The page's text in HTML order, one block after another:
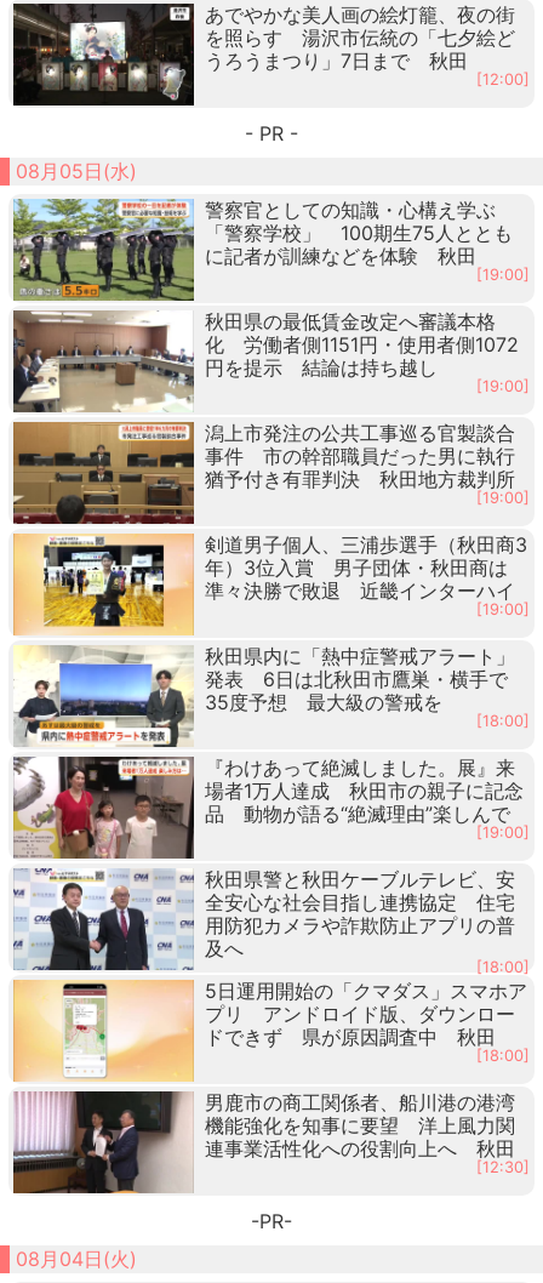
あでやかな美人画の絵灯籠、夜の街
を照らす 湯沢市伝統の「七夕絵ど
うろうまつり」7日まで 秋田
[12:00]
- PR -
08月05日(水)
警察官としての知識・心構え学ぶ
「警察学校」 100期生75人ととも
に記者が訓練などを体験 秋田
[19:00]
秋田県の最低賃金改定へ審議本格
化 労働者側1151円・使用者側1072
円を提示 結論は持ち越し
[19:00]
潟上市発注の公共工事巡る官製談合
事件 市の幹部職員だった男に執行
猶予付き有罪判決 秋田地方裁判所
[19:00]
剣道男子個人、三浦歩選手（秋田商3
年）3位入賞 男子団体・秋田商は
準々決勝で敗退 近畿インターハイ
[19:00]
秋田県内に「熱中症警戒アラート」
発表 6日は北秋田市鷹巣・横手で
35度予想 最大級の警戒を
[18:00]
『わけあって絶滅しました。展』来
場者1万人達成 秋田市の親子に記念
品 動物が語る“絶滅理由”楽しんで
[19:00]
秋田県警と秋田ケーブルテレビ、安
全安心な社会目指し連携協定 住宅
用防犯カメラや詐欺防止アプリの普
及へ
[18:00]
5日運用開始の「クマダス」スマホア
プリ アンドロイド版、ダウンロー
ドできず 県が原因調査中 秋田
[18:00]
男鹿市の商工関係者、船川港の港湾
機能強化を知事に要望 洋上風力関
連事業活性化への役割向上へ 秋田
[12:30]
-PR-
08月04日(火)